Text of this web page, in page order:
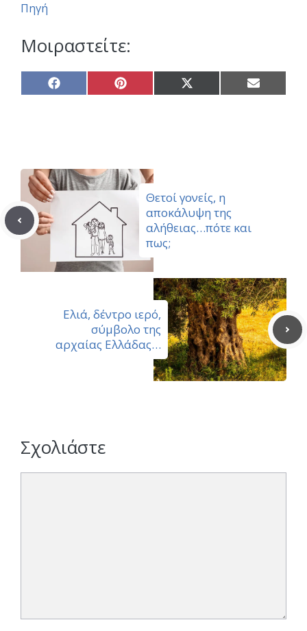
Πηγή
Μοιραστείτε:
Share
on
Share
on
Share
on
Share
on
Θετοί γονείς, η
αποκάλυψη της
αλήθειας…πότε και
πως;
Ελιά, δέντρο ιερό,
σύμβολο της
αρχαίας Ελλάδας…
Σχολιάστε